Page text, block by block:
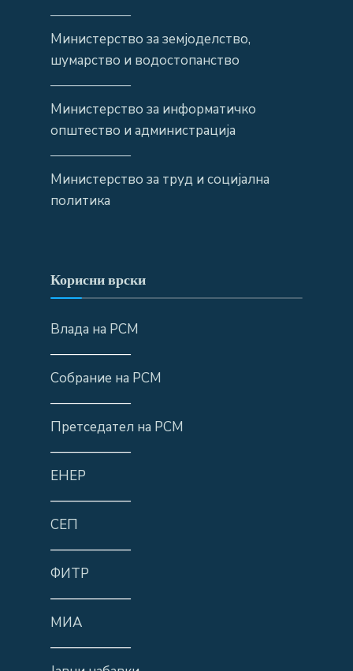
——————
Министерство за земјоделство,
шумарство и водостопанство
——————
Министерство за информатичко
општество и администрација
——————
Министерство за труд и социјална
политика
Корисни врски
Влада на РСМ
——————
Собрание на РСМ
——————
Претседател на РСМ
——————
ЕНЕР
——————
СЕП
——————
ФИТР
——————
МИА
——————